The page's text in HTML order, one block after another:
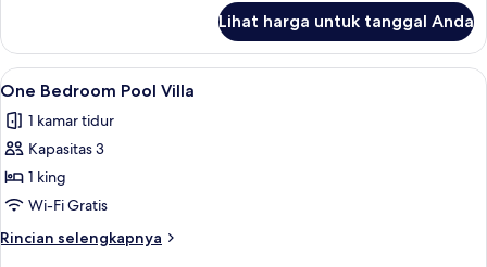
King,
balkon
Suite
Presidensial,
1
Tidur
King,
Lihat harga untuk tanggal Anda
Lihat
semua
foto
untuk
One
Bedroom
Pool
Villa
One Bedroom Pool Villa | Seprai
6
One Bedroom Pool Villa
1 kamar tidur
Kapasitas 3
1 king
Wi-Fi Gratis
Rincian selengkapnya
Rincian